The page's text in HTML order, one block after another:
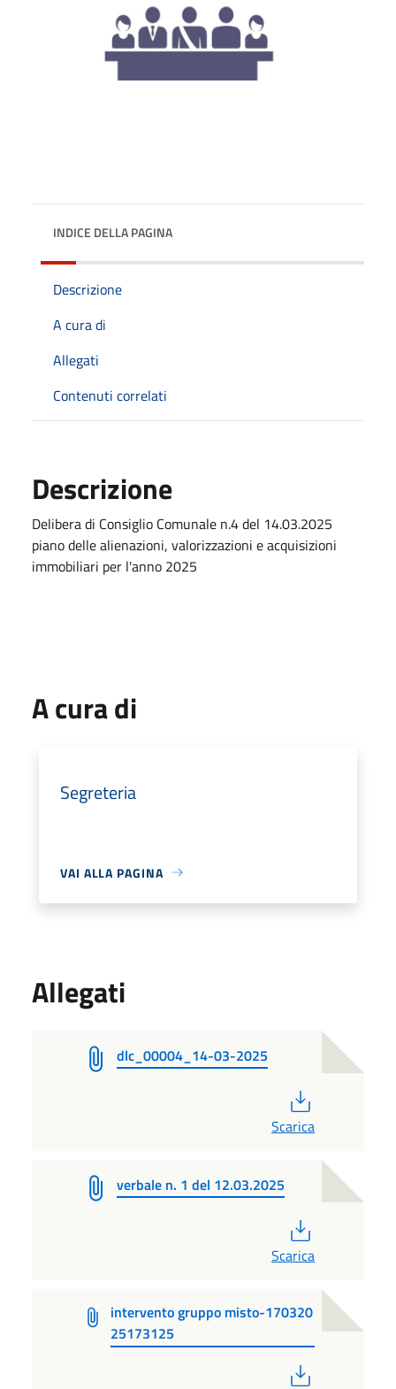
INDICE DELLA PAGINA
Descrizione
A cura di
Allegati
Contenuti correlati
Descrizione
Delibera di Consiglio Comunale n.4 del 14.03.2025
piano delle alienazioni, valorizzazioni e acquisizioni
immobiliari per l'anno 2025
A cura di
Segreteria
VAI ALLA PAGINA
Allegati
dlc_00004_14-03-2025
Scarica
verbale n. 1 del 12.03.2025
Scarica
intervento gruppo misto-170320
25173125